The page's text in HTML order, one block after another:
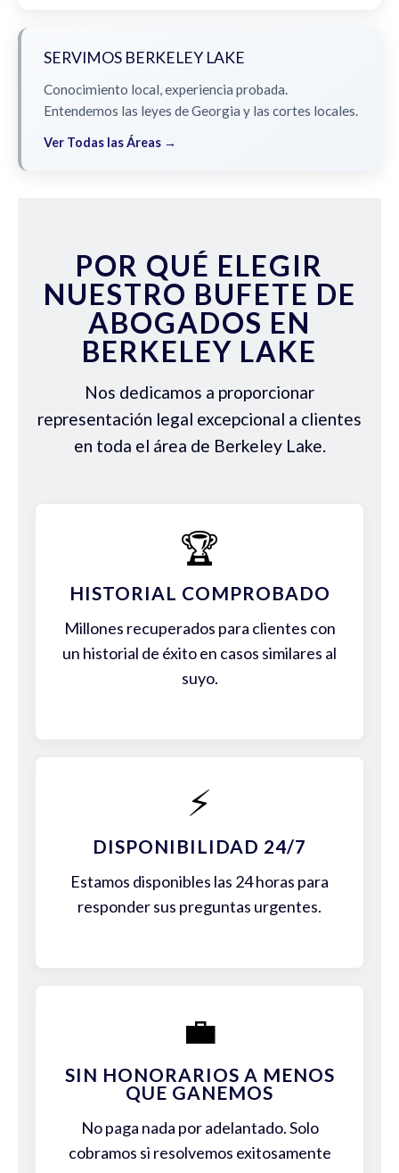
SERVIMOS BERKELEY LAKE
Conocimiento local, experiencia probada.
Entendemos las leyes de Georgia y las cortes locales.
Ver Todas las Áreas →
POR QUÉ ELEGIR
NUESTRO BUFETE DE
ABOGADOS EN
BERKELEY LAKE
Nos dedicamos a proporcionar
representación legal excepcional a clientes
en toda el área de Berkeley Lake.
🏆
HISTORIAL COMPROBADO
Millones recuperados para clientes con
un historial de éxito en casos similares al
suyo.
⚡
DISPONIBILIDAD 24/7
Estamos disponibles las 24 horas para
responder sus preguntas urgentes.
💼
SIN HONORARIOS A MENOS
QUE GANEMOS
No paga nada por adelantado. Solo
cobramos si resolvemos exitosamente